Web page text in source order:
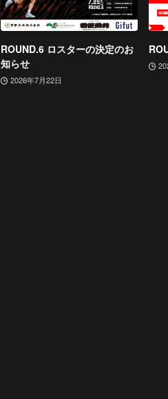
ROUND.6 ロスターの決定のお
知らせ
2026年7月22日